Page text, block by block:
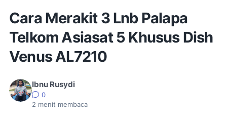
Cara Merakit 3 Lnb Palapa
Telkom Asiasat 5 Khusus Dish
Venus AL7210
Ibnu Rusydi
0
2 menit membaca